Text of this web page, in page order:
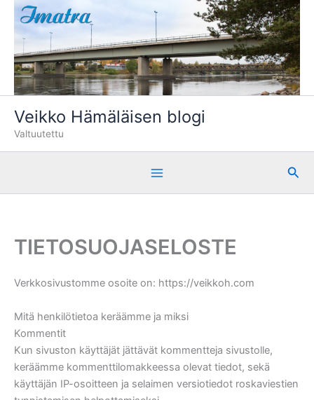
Siirry
sisältöön
Veikko Hämäläisen blogi
Valtuutettu
Hae
TIETOSUOJASELOSTE
Verkkosivustomme osoite on: https://veikkoh.com
Mitä henkilötietoa keräämme ja miksi
Kommentit
Kun sivuston käyttäjät jättävät kommentteja sivustolle,
keräämme kommenttilomakkeessa olevat tiedot, sekä
käyttäjän IP-osoitteen ja selaimen versiotiedot roskaviestien